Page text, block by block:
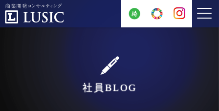
社員BLOG